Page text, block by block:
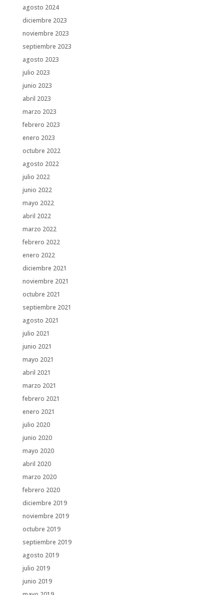
agosto 2024
diciembre 2023
noviembre 2023
septiembre 2023
agosto 2023
julio 2023
junio 2023
abril 2023
marzo 2023
febrero 2023
enero 2023
octubre 2022
agosto 2022
julio 2022
junio 2022
mayo 2022
abril 2022
marzo 2022
febrero 2022
enero 2022
diciembre 2021
noviembre 2021
octubre 2021
septiembre 2021
agosto 2021
julio 2021
junio 2021
mayo 2021
abril 2021
marzo 2021
febrero 2021
enero 2021
julio 2020
junio 2020
mayo 2020
abril 2020
marzo 2020
febrero 2020
diciembre 2019
noviembre 2019
octubre 2019
septiembre 2019
agosto 2019
julio 2019
junio 2019